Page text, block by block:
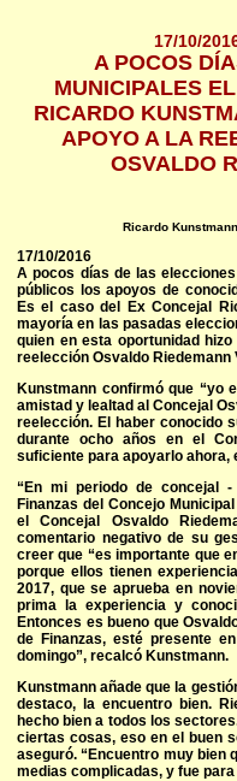
17/10/
A POCOS
MUNICIPALES
RICARDO
APOYO A LA
OSVALDO
Ricardo
17/10/2016
A pocos días de las
públicos los apoyos de
Es el caso del Ex Concejal
mayoría en las pasadas
quien en esta oportunidad
reelección Osvaldo Riedemann
Kunstmann confirmó que “yo
amistad y lealtad al Concejal
reelección. El haber conocido
durante ocho años en el
suficiente para apoyarlo ahora,
“En mi periodo de concejal
Finanzas del Concejo
el Concejal Osvaldo
comentario negativo de su
creer que “es importante que
porque ellos tienen
2017, que se aprueba en
prima la experiencia y
Entonces es bueno que
de Finanzas, esté presente
domingo”, recalcó Kunstmann.
Kunstmann añade que la
destaco, la encuentro bien.
hecho bien a todos los
ciertas cosas, eso en el buen
aseguró. “Encuentro muy bien
medias complicadas, y fue